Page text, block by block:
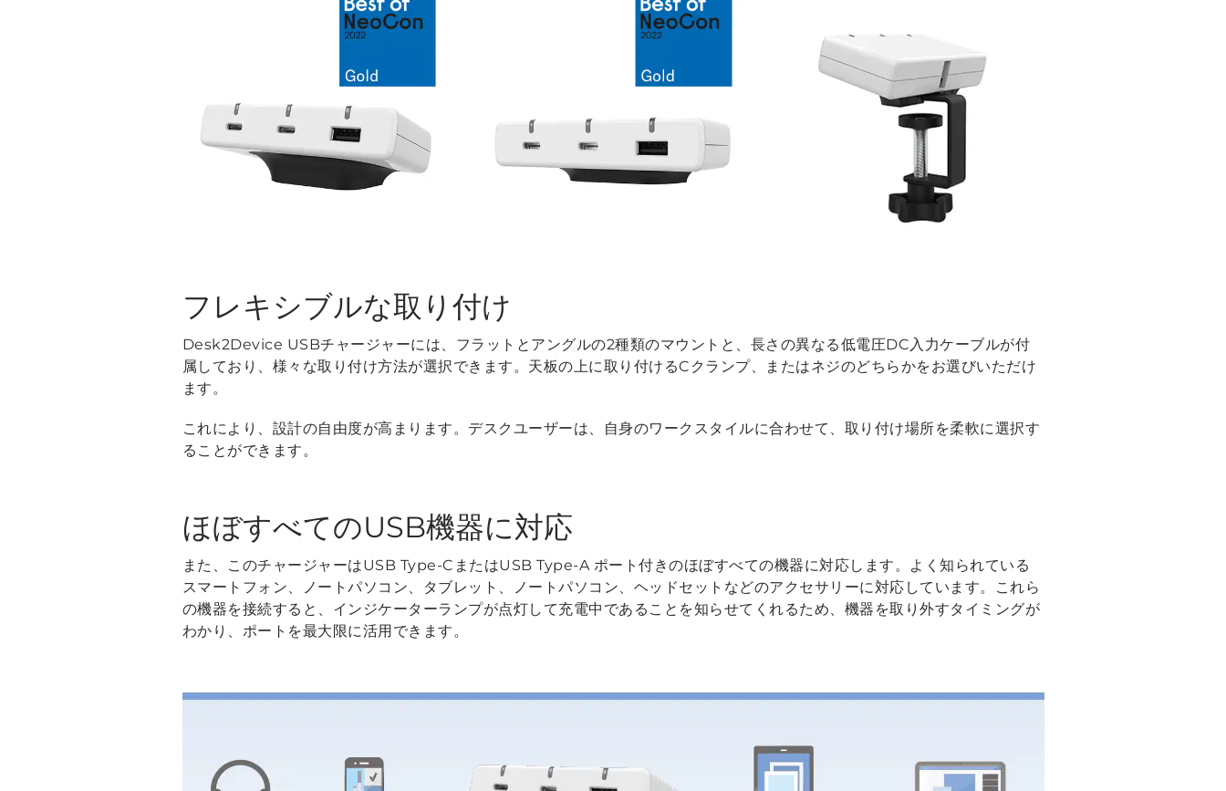
フレキシブルな取り付け
Desk2Device USBチャージャーには、フラットとアングルの2種類のマウントと、長さの異なる低電圧DC入力ケーブルが付
属しており、様々な取り付け方法が選択できます。天板の上に取り付けるCクランプ、またはネジのどちらかをお選びいただけ
ます。
これにより、設計の自由度が高まります。デスクユーザーは、自身のワークスタイルに合わせて、取り付け場所を柔軟に選択す
ることができます。
ほぼすべてのUSB機器に対応
また、このチャージャーはUSB Type-CまたはUSB Type-A ポート付きのほぼすべての機器に対応します。よく知られている
スマートフォン、ノートパソコン、タブレット、ノートパソコン、ヘッドセットなどのアクセサリーに対応しています。これら
の機器を接続すると、インジケーターランプが点灯して充電中であることを知らせてくれるため、機器を取り外すタイミングが
わかり、ポートを最大限に活用できます。